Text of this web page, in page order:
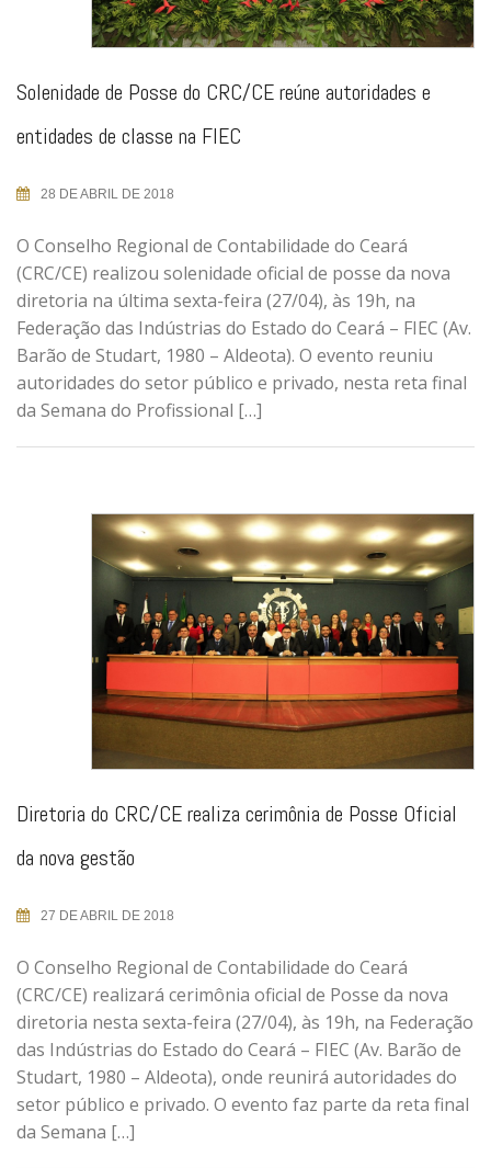
Solenidade de Posse do CRC/CE reúne autoridades e
entidades de classe na FIEC
28 DE ABRIL DE 2018
O Conselho Regional de Contabilidade do Ceará
(CRC/CE) realizou solenidade oficial de posse da nova
diretoria na última sexta-feira (27/04), às 19h, na
Federação das Indústrias do Estado do Ceará – FIEC (Av.
Barão de Studart, 1980 – Aldeota). O evento reuniu
autoridades do setor público e privado, nesta reta final
da Semana do Profissional […]
Diretoria do CRC/CE realiza cerimônia de Posse Oficial
da nova gestão
27 DE ABRIL DE 2018
O Conselho Regional de Contabilidade do Ceará
(CRC/CE) realizará cerimônia oficial de Posse da nova
diretoria nesta sexta-feira (27/04), às 19h, na Federação
das Indústrias do Estado do Ceará – FIEC (Av. Barão de
Studart, 1980 – Aldeota), onde reunirá autoridades do
setor público e privado. O evento faz parte da reta final
da Semana […]